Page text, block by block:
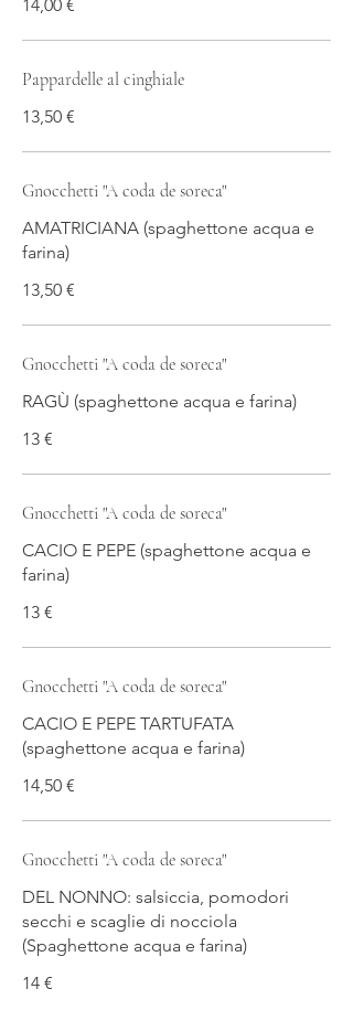
14,00 €
Pappardelle al cinghiale
13,50 €
Gnocchetti "A coda de soreca"
AMATRICIANA (spaghettone acqua e
farina)
13,50 €
Gnocchetti "A coda de soreca"
RAGÙ (spaghettone acqua e farina)
13 €
Gnocchetti "A coda de soreca"
CACIO E PEPE (spaghettone acqua e
farina)
13 €
Gnocchetti "A coda de soreca"
CACIO E PEPE TARTUFATA
(spaghettone acqua e farina)
14,50 €
Gnocchetti "A coda de soreca"
DEL NONNO: salsiccia, pomodori
secchi e scaglie di nocciola
(Spaghettone acqua e farina)
14 €